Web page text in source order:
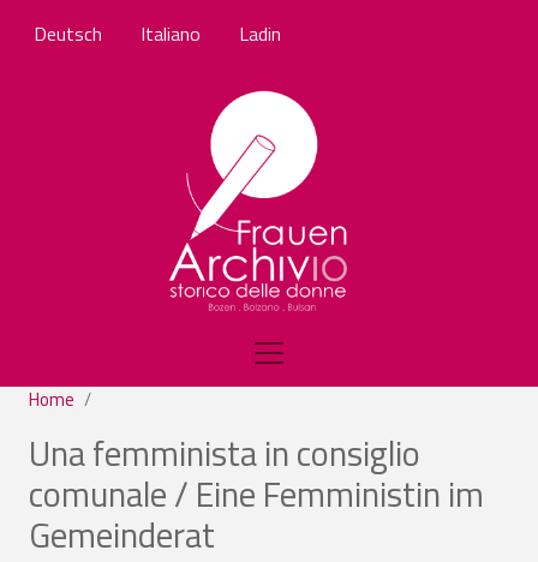
Deutsch Italiano Ladin
Home
Una femminista in consiglio
comunale / Eine Femministin im
Gemeinderat